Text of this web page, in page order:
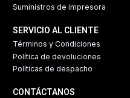
Suministros de impresora
SERVICIO AL CLIENTE
Términos y Condiciones
Política de devoluciones
Políticas de despacho
CONTÁCTANOS